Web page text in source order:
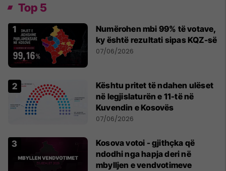
Top 5
Numërohen mbi 99% të votave,
ky është rezultati sipas KQZ-së
07/06/2026
Kështu pritet të ndahen ulëset
në legjislaturën e 11-të në
Kuvendin e Kosovës
07/06/2026
Kosova votoi - gjithçka që
ndodhi nga hapja deri në
mbylljen e vendvotimeve